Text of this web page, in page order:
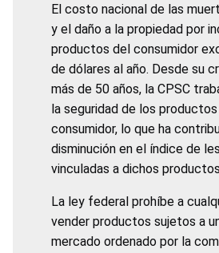
El costo nacional de las
y el daño a la propiedad por
productos del consumidor
de dólares al año. Desde su
más de 50 años, la CPSC
la seguridad de los
consumidor, lo que ha
disminución en el índice de
vinculadas a dichos
La ley federal prohíbe a
vender productos sujetos a
mercado ordenado por la